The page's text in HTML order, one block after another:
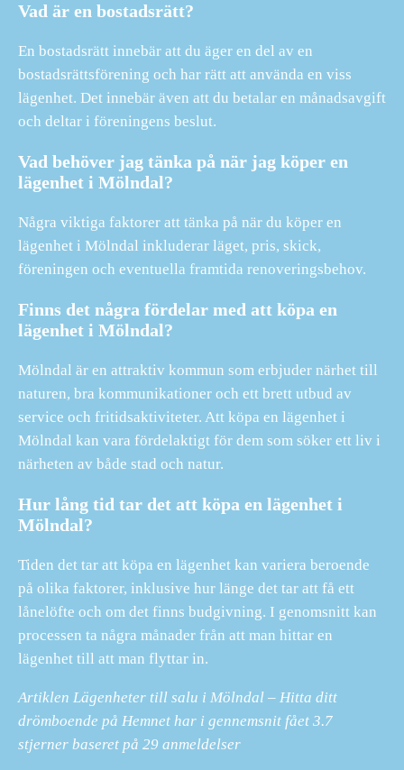
Vad är en bostadsrätt?
En bostadsrätt innebär att du äger en del av en
bostadsrättsförening och har rätt att använda en viss
lägenhet. Det innebär även att du betalar en månadsavgift
och deltar i föreningens beslut.
Vad behöver jag tänka på när jag köper en
lägenhet i Mölndal?
Några viktiga faktorer att tänka på när du köper en
lägenhet i Mölndal inkluderar läget, pris, skick,
föreningen och eventuella framtida renoveringsbehov.
Finns det några fördelar med att köpa en
lägenhet i Mölndal?
Mölndal är en attraktiv kommun som erbjuder närhet till
naturen, bra kommunikationer och ett brett utbud av
service och fritidsaktiviteter. Att köpa en lägenhet i
Mölndal kan vara fördelaktigt för dem som söker ett liv i
närheten av både stad och natur.
Hur lång tid tar det att köpa en lägenhet i
Mölndal?
Tiden det tar att köpa en lägenhet kan variera beroende
på olika faktorer, inklusive hur länge det tar att få ett
lånelöfte och om det finns budgivning. I genomsnitt kan
processen ta några månader från att man hittar en
lägenhet till att man flyttar in.
Artiklen Lägenheter till salu i Mölndal – Hitta ditt
drömboende på Hemnet har i gennemsnit fået 3.7
stjerner baseret på 29 anmeldelser